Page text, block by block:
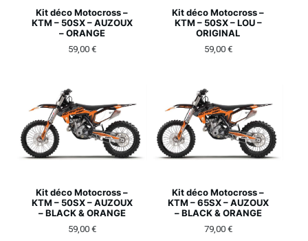
Kit déco Motocross –
KTM – 50SX – AUZOUX
– ORANGE
59,00 €
Kit déco Motocross –
KTM – 50SX – LOU –
ORIGINAL
59,00 €
Kit déco Motocross –
KTM – 50SX – AUZOUX
– BLACK & ORANGE
59,00 €
Kit déco Motocross –
KTM – 65SX – AUZOUX
– BLACK & ORANGE
79,00 €